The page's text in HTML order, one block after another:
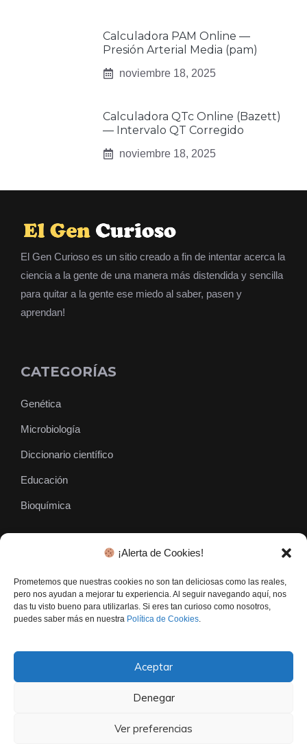
¡Alerta de Cookies!
Prometemos que nuestras cookies no son tan deliciosas como las reales,
pero nos ayudan a mejorar tu experiencia. Al seguir navegando aquí, nos
das tu visto bueno para utilizarlas. Si eres tan curioso como nosotros,
puedes saber más en nuestra Política de Cookies.
Aceptar
Denegar
Ver preferencias
Calculadora PAM Online —
Presión Arterial Media (pam)
noviembre 18, 2025
Calculadora QTc Online (Bazett)
— Intervalo QT Corregido
noviembre 18, 2025
El Gen Curioso es un sitio creado a fin de intentar acerca la
ciencia a la gente de una manera más distendida y sencilla
para quitar a la gente ese miedo al saber, pasen y
aprendan!
CATEGORÍAS
Genética
Microbiología
Diccionario científico
Educación
Bioquímica
Politica De Privacidad